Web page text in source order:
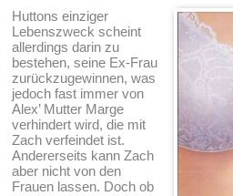
Huttons einziger
Lebenszweck scheint
allerdings darin zu
bestehen, seine Ex-Frau
zurückzugewinnen, was
jedoch fast immer von
Alex’ Mutter Marge
verhindert wird, die mit
Zach verfeindet ist.
Andererseits kann Zach
aber nicht von den
Frauen lassen. Doch ob